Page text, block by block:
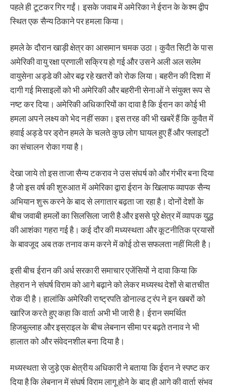
पहले ही टूटकर गिर गईं। इसके जवाब में अमेरिका ने ईरान के केश्म द्वीप
स्थित एक सैन्य ठिकाने पर हमला किया।
हमले के दौरान खाड़ी क्षेत्र का आसमान चमक उठा। कुवैत सिटी के पास
अमेरिकी वायु रक्षा प्रणाली सक्रिय हो गई और उसने अली अल सलेम
वायुसेना अड्डे की ओर बढ़ रहे खतरों को रोक लिया। बहरीन की दिशा में
दागी गई मिसाइलों को भी अमेरिकी और बहरीनी सेनाओं ने संयुक्त रूप से
नष्ट कर दिया। अमेरिकी अधिकारियों का दावा है कि ईरान का कोई भी
हमला अपने लक्ष्य को भेद नहीं सका। इस तरह की भी खबरें हैं कि कुवैत में
हवाई अड्डे पर ड्रोन हमले के चलते कुछ लोग घायल हुए हैं और फ्लाइटों
का संचालन रोका गया है।
देखा जाये तो इस ताजा सैन्य टकराव ने उस संघर्ष को और गंभीर बना दिया
है जो इस वर्ष की शुरुआत में अमेरिका द्वारा ईरान के खिलाफ व्यापक सैन्य
अभियान शुरू करने के बाद से लगातार बढ़ता जा रहा है। दोनों देशों के
बीच जवाबी हमलों का सिलसिला जारी है और इससे पूरे क्षेत्र में व्यापक युद्ध
की आशंका गहरा गई है। कई दौर की मध्यस्थता और कूटनीतिक प्रयासों
के बावजूद अब तक तनाव कम करने में कोई ठोस सफलता नहीं मिली है।
इसी बीच ईरान की अर्ध सरकारी समाचार एजेंसियों ने दावा किया कि
तेहरान ने संघर्ष विराम को आगे बढ़ाने को लेकर मध्यस्थ देशों से बातचीत
रोक दी है। हालांकि अमेरिकी राष्ट्रपति डोनाल्ड ट्रंप ने इन खबरों को
खारिज करते हुए कहा कि वार्ता अभी भी जारी है। ईरान समर्थित
हिजबुल्लाह और इस्राइल के बीच लेबनान सीमा पर बढ़ते तनाव ने भी
हालात को और संवेदनशील बना दिया है।
मध्यस्थता से जुड़े एक क्षेत्रीय अधिकारी ने बताया कि ईरान ने स्पष्ट कर
दिया है कि लेबनान में संघर्ष विराम लागू होने के बाद ही आगे की वार्ता संभव